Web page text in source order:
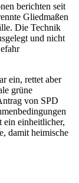
berichten seit
Gliedmaßen
Die Technik
und nicht
ein, rettet aber
grüne
von SPD
einheitlicher,
damit heimische